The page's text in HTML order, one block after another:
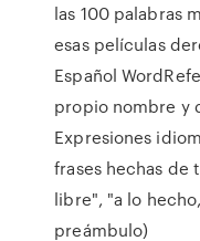
las 100 palabras
esas películas
Español
propio nombre y
Expresiones
frases hechas de
libre", "a lo
preámbulo)